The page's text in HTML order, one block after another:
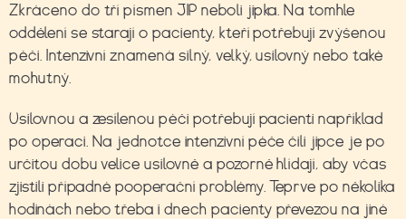
Zkráceno do tří písmen JIP neboli jipka. Na tomhle
oddělení se starají o pacienty, kteří potřebují zvýšenou
péči. Intenzivní znamená silný, velký, usilovný nebo také
mohutný.
Usilovnou a zesílenou péči potřebují pacienti například
po operaci. Na jednotce intenzivní péče čili jipce je po
určitou dobu velice usilovně a pozorně hlídají, aby včas
zjistili případné pooperační problémy. Teprve po několika
hodinách nebo třeba i dnech pacienty převezou na jiné